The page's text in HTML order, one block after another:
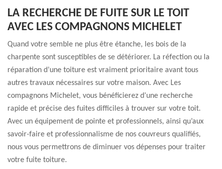
LA RECHERCHE DE FUITE SUR LE TOIT
AVEC LES COMPAGNONS MICHELET
Quand votre semble ne plus être étanche, les bois de la
charpente sont susceptibles de se détériorer. La réfection ou la
réparation d’une toiture est vraiment prioritaire avant tous
autres travaux nécessaires sur votre maison. Avec Les
compagnons Michelet, vous bénéficierez d’une recherche
rapide et précise des fuites difficiles à trouver sur votre toit.
Avec un équipement de pointe et professionnels, ainsi qu’aux
savoir-faire et professionnalisme de nos couvreurs qualifiés,
nous vous permettrons de diminuer vos dépenses pour traiter
votre fuite toiture.